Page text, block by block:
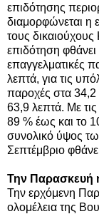
επιδότησης
διαμορφώνεται η
τους δικαιούχους
επιδότηση
επαγγελματικές
λεπτά, για τις
παροχές στα 34,2
63,9 λεπτά. Με
89 % έως και το
συνολικό ύψος
Σεπτέμβριο
Την Παρασκευή
Την ερχόμενη
ολομέλεια της